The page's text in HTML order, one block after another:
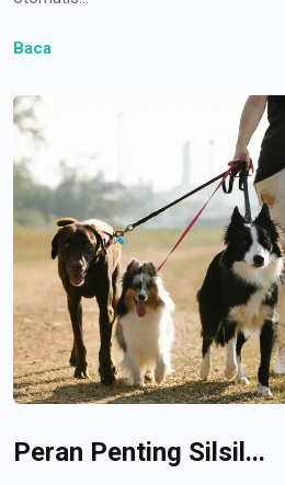
Baca
Peran Penting Silsil...